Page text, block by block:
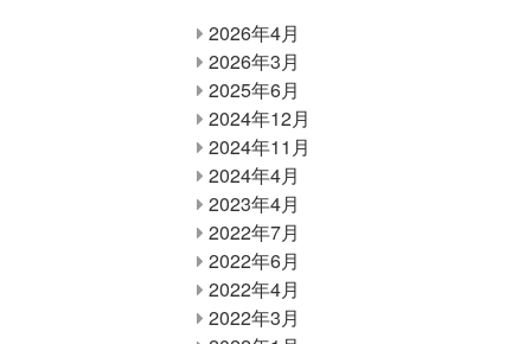
2026年4月
2026年3月
2025年6月
2024年12月
2024年11月
2024年4月
2023年4月
2022年7月
2022年6月
2022年4月
2022年3月